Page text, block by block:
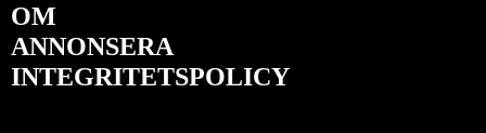
OM
ANNONSERA
INTEGRITETSPOLICY